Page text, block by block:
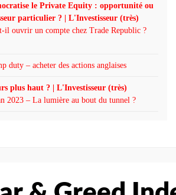
le Private Equity : opportunité ou
particulier ? | L'Investisseur (très)
il ouvrir un compte chez Trade Republic ?
duty – acheter des actions anglaises
plus haut ? | L'Investisseur (très)
2023 – La lumière au bout du tunnel ?